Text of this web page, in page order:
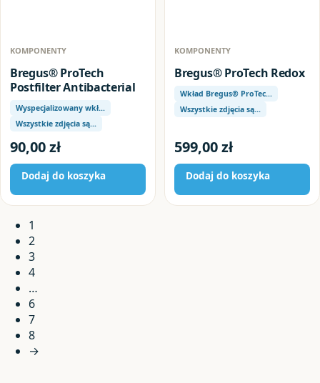
KOMPONENTY
Bregus® ProTech
Postfilter Antibacterial
Wyspecjalizowany wkł…
Wszystkie zdjęcia są…
90,00zł
Dodaj do koszyka
KOMPONENTY
Bregus® ProTech Redox
Wkład Bregus® ProTec…
Wszystkie zdjęcia są…
599,00zł
Dodaj do koszyka
1
2
3
4
…
6
7
8
→